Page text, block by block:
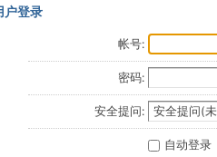
户登录
帐号:
密码:
安全提问:
自动登录